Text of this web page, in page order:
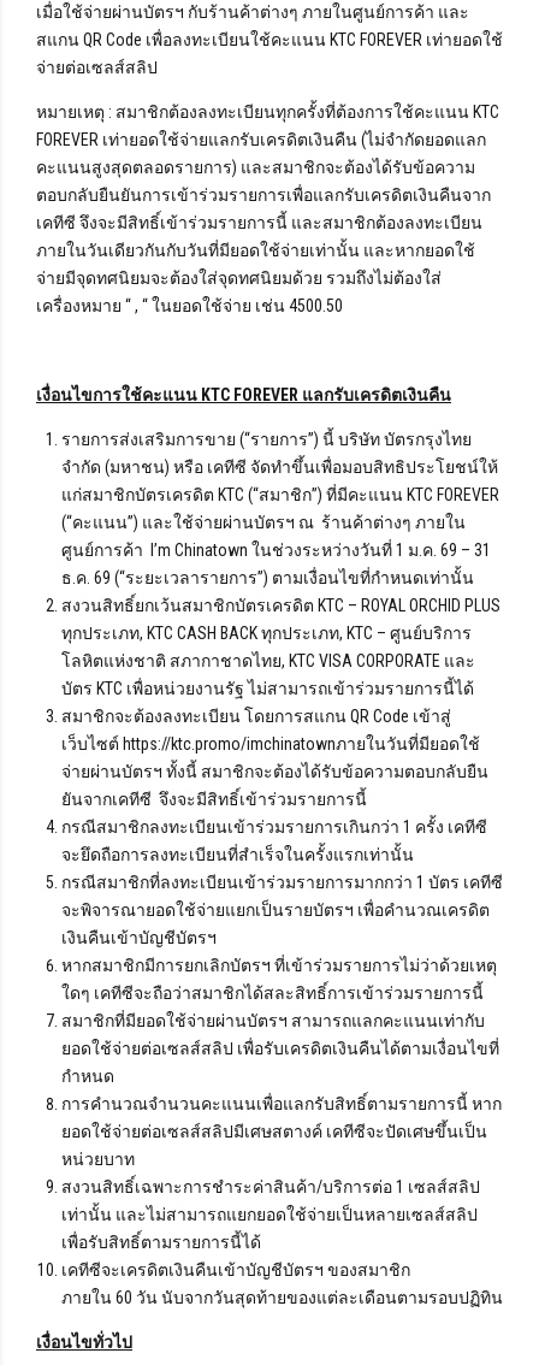
เมื่อใช้จ่ายผ่านบัตรฯ กับร้านค้าต่างๆ ภายในศูนย์การค้า และ
สแกน QR Code เพื่อลงทะเบียนใช้คะแนน KTC FOREVER เท่ายอดใช้
จ่ายต่อเซลส์สลิป
หมายเหตุ : สมาชิกต้องลงทะเบียนทุกครั้งที่ต้องการใช้คะแนน KTC
FOREVER เท่ายอดใช้จ่ายแลกรับเครดิตเงินคืน (ไม่จำกัดยอดแลก
คะแนนสูงสุดตลอดรายการ) และสมาชิกจะต้องได้รับข้อความ
ตอบกลับยืนยันการเข้าร่วมรายการเพื่อแลกรับเครดิตเงินคืนจาก
เคทีซี จึงจะมีสิทธิ์เข้าร่วมรายการนี้ และสมาชิกต้องลงทะเบียน
ภายในวันเดียวกันกับวันที่มียอดใช้จ่ายเท่านั้น และหากยอดใช้
จ่ายมีจุดทศนิยมจะต้องใส่จุดทศนิยมด้วย รวมถึงไม่ต้องใส่
เครื่องหมาย “ , “ ในยอดใช้จ่าย เช่น 4500.50
เงื่อนไขการใช้คะแนน KTC FOREVER แลกรับเครดิตเงินคืน
รายการส่งเสริมการขาย (“รายการ”) นี้ บริษัท บัตรกรุงไทย
จำกัด (มหาชน) หรือ เคทีซี จัดทำขึ้นเพื่อมอบสิทธิประโยชน์ให้
แก่สมาชิกบัตรเครดิต KTC (“สมาชิก”) ที่มีคะแนน KTC FOREVER
(“คะแนน”) และใช้จ่ายผ่านบัตรฯ ณ ร้านค้าต่างๆ ภายใน
ศูนย์การค้า I’m Chinatown ในช่วงระหว่างวันที่ 1 ม.ค. 69 – 31
ธ.ค. 69 (“ระยะเวลารายการ”) ตามเงื่อนไขที่กำหนดเท่านั้น
สงวนสิทธิ์ยกเว้นสมาชิกบัตรเครดิต KTC – ROYAL ORCHID PLUS
ทุกประเภท, KTC CASH BACK ทุกประเภท, KTC – ศูนย์บริการ
โลหิตแห่งชาติ สภากาชาดไทย, KTC VISA CORPORATE และ
บัตร KTC เพื่อหน่วยงานรัฐ ไม่สามารถเข้าร่วมรายการนี้ได้
สมาชิกจะต้องลงทะเบียน โดยการสแกน QR Code เข้าสู่
เว็บไซต์ https://ktc.promo/imchinatownภายในวันที่มียอดใช้
จ่ายผ่านบัตรฯ ทั้งนี้ สมาชิกจะต้องได้รับข้อความตอบกลับยืน
ยันจากเคทีซี จึงจะมีสิทธิ์เข้าร่วมรายการนี้
กรณีสมาชิกลงทะเบียนเข้าร่วมรายการเกินกว่า 1 ครั้ง เคทีซี
จะยึดถือการลงทะเบียนที่สำเร็จในครั้งแรกเท่านั้น
กรณีสมาชิกที่ลงทะเบียนเข้าร่วมรายการมากกว่า 1 บัตร เคทีซี
จะพิจารณายอดใช้จ่ายแยกเป็นรายบัตรฯ เพื่อคำนวณเครดิต
เงินคืนเข้าบัญชีบัตรฯ
หากสมาชิกมีการยกเลิกบัตรฯ ที่เข้าร่วมรายการไม่ว่าด้วยเหตุ
ใดๆ เคทีซีจะถือว่าสมาชิกได้สละสิทธิ์การเข้าร่วมรายการนี้
สมาชิกที่มียอดใช้จ่ายผ่านบัตรฯ สามารถแลกคะแนนเท่ากับ
ยอดใช้จ่ายต่อเซลส์สลิป เพื่อรับเครดิตเงินคืนได้ตามเงื่อนไขที่
กำหนด
การคำนวณจำนวนคะแนนเพื่อแลกรับสิทธิ์ตามรายการนี้ หาก
ยอดใช้จ่ายต่อเซลส์สลิปมีเศษสตางค์ เคทีซีจะปัดเศษขึ้นเป็น
หน่วยบาท
สงวนสิทธิ์เฉพาะการชำระค่าสินค้า/บริการต่อ 1 เซลส์สลิป
เท่านั้น และไม่สามารถแยกยอดใช้จ่ายเป็นหลายเซลส์สลิป
เพื่อรับสิทธิ์ตามรายการนี้ได้
เคทีซีจะเครดิตเงินคืนเข้าบัญชีบัตรฯ ของสมาชิก
ภายใน 60 วัน นับจากวันสุดท้ายของแต่ละเดือนตามรอบปฏิทิน
เงื่อนไขทั่วไป